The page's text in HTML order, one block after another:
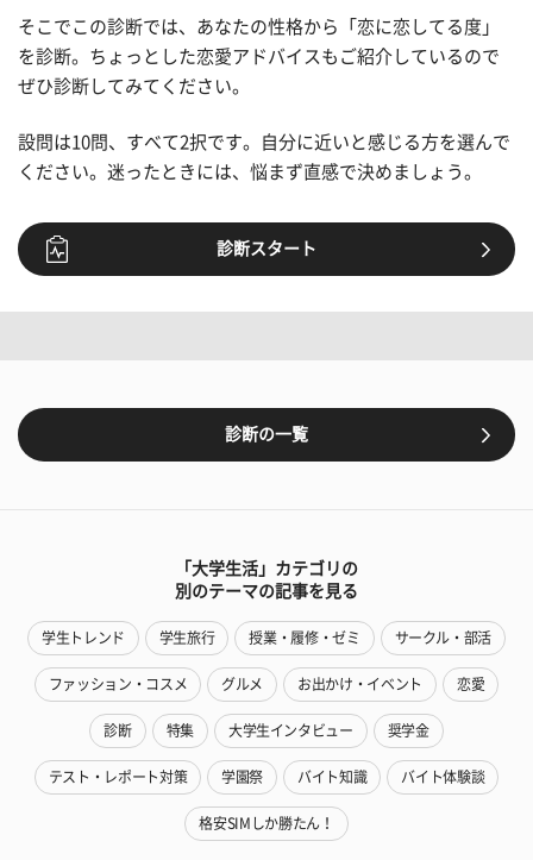
そこでこの診断では、あなたの性格から「恋に恋してる度」
を診断。ちょっとした恋愛アドバイスもご紹介しているので
ぜひ診断してみてください。
設問は10問、すべて2択です。自分に近いと感じる方を選んで
ください。迷ったときには、悩まず直感で決めましょう。
診断スタート
診断の一覧
「大学生活」カテゴリの
別のテーマの記事を見る
学生トレンド 学生旅行 授業・履修・ゼミ サークル・部活
ファッション・コスメ グルメ お出かけ・イベント 恋愛
診断 特集 大学生インタビュー 奨学金
テスト・レポート対策 学園祭 バイト知識 バイト体験談
格安SIMしか勝たん！